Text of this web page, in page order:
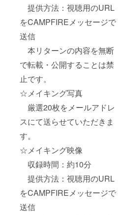
提供方法：視聴用のURL
をCAMPFIREメッセージで
送信
本リターンの内容を無断
で転載・公開することは禁
止です。
☆メイキング写真
厳選20枚をメールアドレ
スにて送らせていただきま
す。
☆メイキング映像
収録時間：約10分
提供方法：視聴用のURL
をCAMPFIREメッセージで
送信